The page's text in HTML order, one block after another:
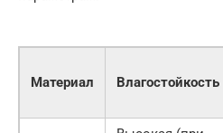
Материал Влагостойкость